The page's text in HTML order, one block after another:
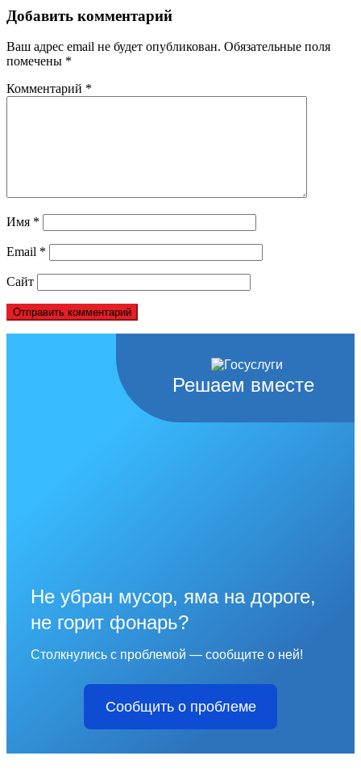
Добавить комментарий
Ваш адрес email не будет опубликован. Обязательные поля
помечены *
Комментарий *
Имя *
Email *
Сайт
Решаем вместе
Не убран мусор, яма на дороге,
не горит фонарь?
Столкнулись с проблемой — сообщите о ней!
Сообщить о проблеме